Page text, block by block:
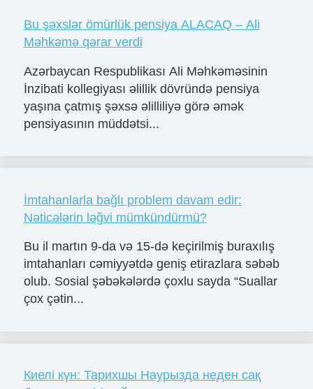
Bu şəxslər ömürlük pensiya ALACAQ – Ali
Məhkəmə qərar verdi
Azərbaycan Respublikası Ali Məhkəməsinin
İnzibati kollegiyası əlillik dövründə pensiya
yaşına çatmış şəxsə əlilliliyə görə əmək
pensiyasının müddətsi...
İmtahanlarla bağlı problem davam edir:
Nəticələrin ləğvi mümkündürmü?
Bu il martın 9-da və 15-də keçirilmiş buraxılış
imtahanları cəmiyyətdə geniş etirazlara səbəb
olub. Sosial şəbəkələrdə çoxlu sayda “Suallar
çox çətin...
Киелі күн: Тарихшы Наурызда неден сақ